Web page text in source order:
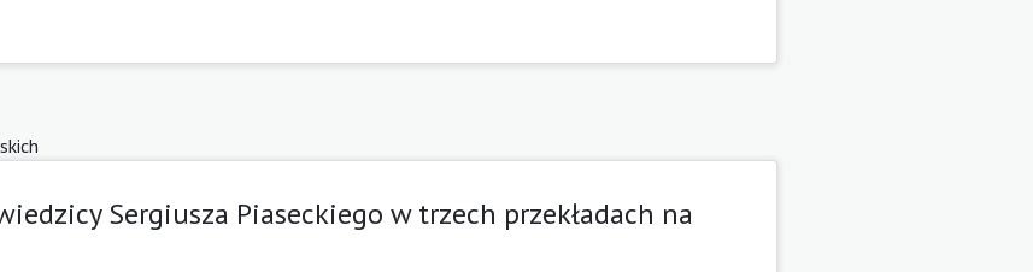
Sergiusza Piaseckiego w trzech przekładach na